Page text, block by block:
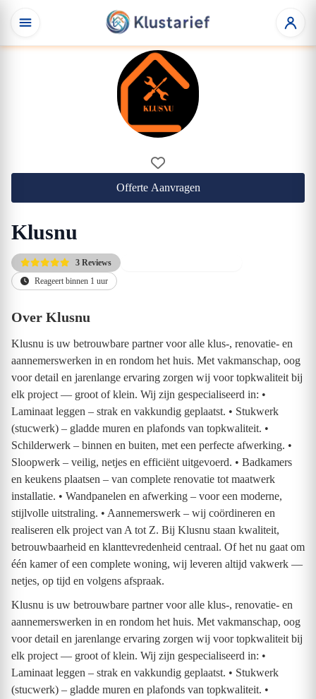
Offerte Aanvragen
Klusnu
3 Reviews
Reageert binnen 1 uur
Over Klusnu
Klusnu is uw betrouwbare partner voor alle klus-, renovatie- en
aannemerswerken in en rondom het huis. Met vakmanschap, oog
voor detail en jarenlange ervaring zorgen wij voor topkwaliteit bij
elk project — groot of klein. Wij zijn gespecialiseerd in: •
Laminaat leggen – strak en vakkundig geplaatst. • Stukwerk
(stucwerk) – gladde muren en plafonds van topkwaliteit. •
Schilderwerk – binnen en buiten, met een perfecte afwerking. •
Sloopwerk – veilig, netjes en efficiënt uitgevoerd. • Badkamers
en keukens plaatsen – van complete renovatie tot maatwerk
installatie. • Wandpanelen en afwerking – voor een moderne,
stijlvolle uitstraling. • Aannemerswerk – wij coördineren en
realiseren elk project van A tot Z. Bij Klusnu staan kwaliteit,
betrouwbaarheid en klanttevredenheid centraal. Of het nu gaat om
één kamer of een complete woning, wij leveren altijd vakwerk —
netjes, op tijd en volgens afspraak.
Klusnu is uw betrouwbare partner voor alle klus-, renovatie- en
aannemerswerken in en rondom het huis. Met vakmanschap, oog
voor detail en jarenlange ervaring zorgen wij voor topkwaliteit bij
elk project — groot of klein. Wij zijn gespecialiseerd in: •
Laminaat leggen – strak en vakkundig geplaatst. • Stukwerk
(stucwerk) – gladde muren en plafonds van topkwaliteit. •